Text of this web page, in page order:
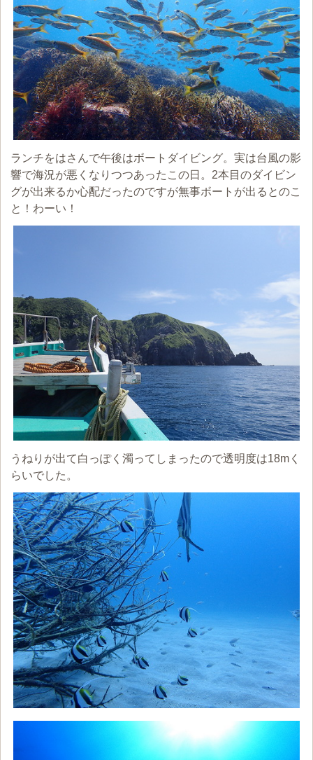
ランチをはさんで午後はボートダイビング。実は台風の影
響で海況が悪くなりつつあったこの日。2本目のダイビン
グが出来るか心配だったのですが無事ボートが出るとのこ
と！わーい！
うねりが出て白っぽく濁ってしまったので透明度は18mく
らいでした。